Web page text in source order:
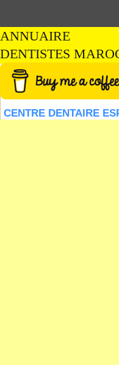
ANNUAIRE
DENTISTES
Annuaire Dentistes
Cabinets
CENTRE DENTAIRE